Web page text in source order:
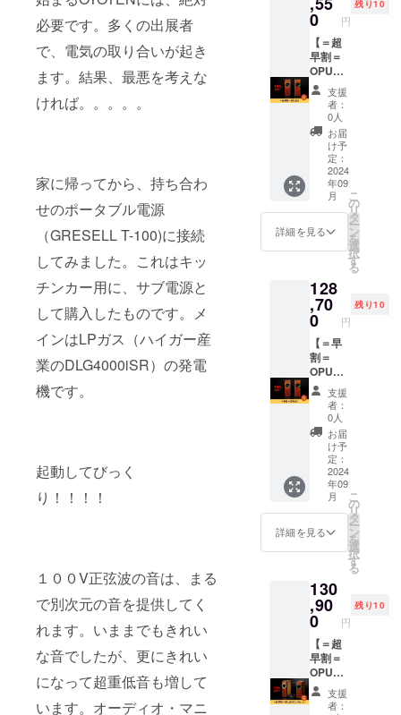
必要です。多くの出展者
で、電気の取り合いが起き
ます。結果、最悪を考えな
ければ。。。。。
家に帰ってから、持ち合わ
せのポータブル電源
（GRESELL T-100)に接続
してみました。これはキッ
チンカー用に、サブ電源と
して購入したものです。メ
インはLPガス（ハイガー産
業のDLG4000iSR）の発電
機です。
起動してびっく
り！！！！
１００V正弦波の音は、まる
で別次元の音を提供してく
れます。いままでもきれい
な音でしたが、更にきれい
になって超重低音も増して
います。オーディオ・マニ
2025年
8月まで
の1年間
です。
HPはこ
ちら
https://
soundk
oube.co
m/5
として
掲載い
たしま
す。 ※
掲載内
容は
メール
にて打
合せさ
せてい
ただき
ます。
※ネット
ワーク
販売ま
たは企
業イ
メージ
する場
合等、
お断り
させて
いただ
く場合
があり
ます。
お断り
させて
いただ
いた場
合は返
金いた
しま
す。 ※
掲載期
間は
2024年
9月～
8月まで
の1年間
です。
HPはこ
ちら
https://
soundk
oube.co
m/
0 円
残り10
【＝超
早割＝
OPUS4
】
「OPU
S4」を
1台お届
けいた
しま
す。 お
家で、
オフィ
スで、
音の迫
力をご
体感く
い。 ク
ラウド
ファン
ディン
グ限定
の超早
割で
15％OF
Fと大変
お得に
なって
おりま
す！ ■
詳細 ・
商品
名：
OPUS4
・サイ
ズ：Ｗ
110㎜ ×
× D155
㎜ ・重
量：
2.03Kg
・ス
ピー
カーユ
ニッ
ト：
支援
者：
0人
お届
け予
定：
2024
年09
月
詳細を見る
こ
の
リ
タ
ー
ン
を
選
択
す
る
128
,70
0 円
残り10
【＝早
割＝
OPUS4
】
「OPU
S4」を
1台お届
けいた
しま
す。 お
家で、
オフィ
スで、
音の迫
力をご
体感く
い。 ク
ラウド
ファン
ディン
グ限定
の早割
で
10％OF
Fと大変
支援
者：
0人
お届
け予
定：
2024
年09
月
詳細を見る
こ
の
リ
タ
ー
ン
を
選
択
す
る
130
,90
0 円
残り10
【＝超
早割＝
OPUS4
アンプ
セッ支援
者：